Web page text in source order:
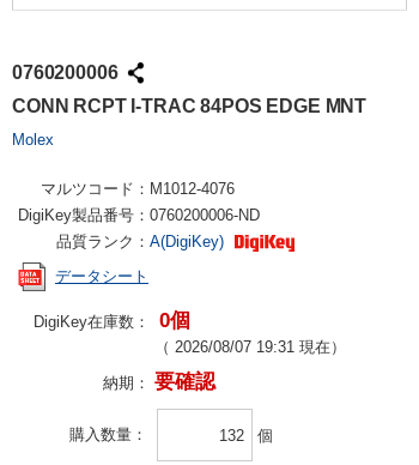
0760200006
CONN RCPT I-TRAC 84POS EDGE MNT
Molex
マルツコード： M1012-4076
DigiKey製品番号： 0760200006-ND
品質ランク： A(DigiKey)
データシート
DigiKey在庫数： 0個
（ 2026/08/07 19:31 現在）
納期： 要確認
購入数量 個